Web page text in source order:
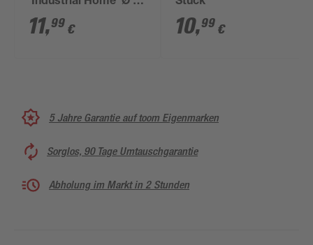
mm 10 Stück
11,99 € 10,99 €
5 Jahre Garantie auf toom Eigenmarken
Sorglos, 90 Tage Umtauschgarantie
Abholung im Markt in 2 Stunden